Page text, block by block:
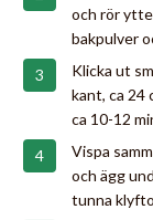
och rör
bakpulver
Klicka ut
kant, ca 24
ca 10-12
Vispa
och ägg
tunna